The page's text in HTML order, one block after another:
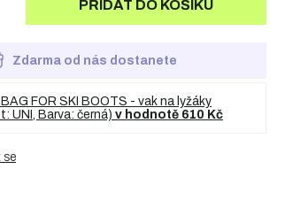
PŘIDAT DO KOŠÍKU
Zdarma od nás dostanete
FOR SKI BOOTS - vak na lyžáky
UNI, Barva: černá) v hodnotě 610 Kč
se